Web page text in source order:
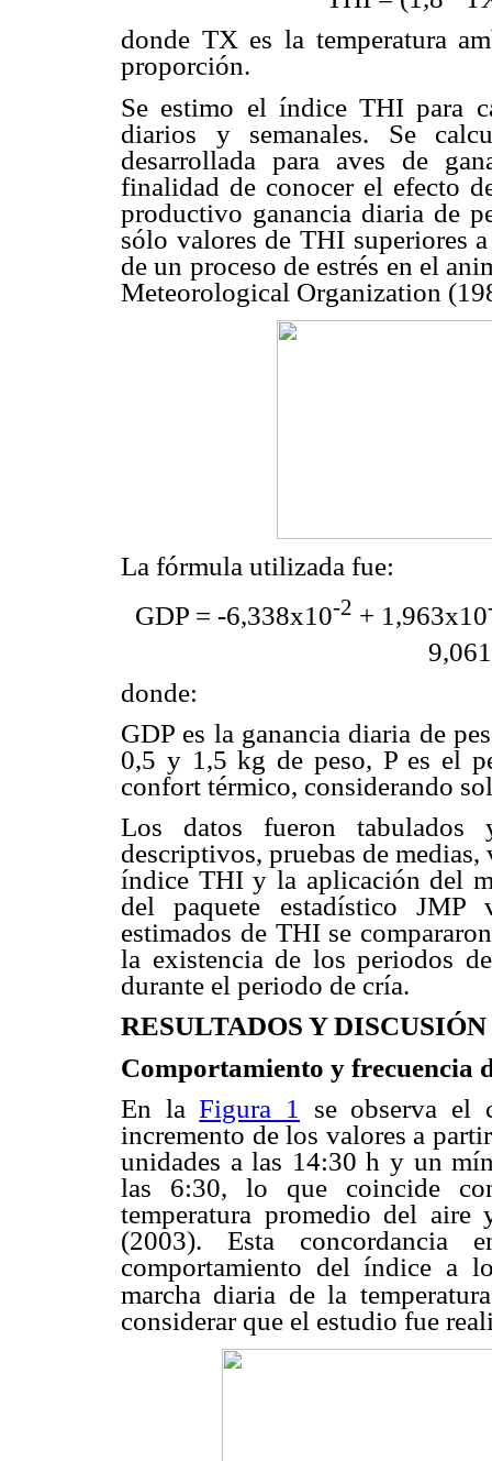
donde TX es la temperatura
proporción.
Se estimo el índice THI para
diarios y semanales. Se
desarrollada para aves de
finalidad de conocer el efecto
productivo ganancia diaria de
sólo valores de THI superiores
de un proceso de estrés en el
Meteorological Organization
La fórmula utilizada fue:
GDP = -6,338x10-2 + 1,963x10
donde:
GDP es la ganancia diaria de
0,5 y 1,5 kg de peso, P es el
confort térmico, considerando
Los datos fueron tabulados
descriptivos, pruebas de
índice THI y la aplicación del
del paquete estadístico
estimados de THI se
la existencia de los periodos
durante el periodo de cría.
RESULTADOS Y DISCUSIÓN
Comportamiento y frecuencia
En laFigura 1
se observa el
incremento de los valores a
unidades a las 14:30 h y un
las 6:30, lo que coincide
temperatura promedio del
(2003). Esta concordancia
comportamiento del índice a
marcha diaria de la
considerar que el estudio fue